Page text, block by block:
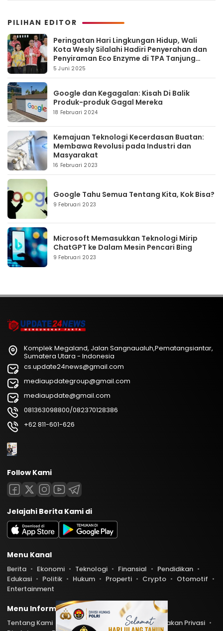
PILIHAN EDITOR
Peringatan Hari Lingkungan Hidup, Wali
Kota Wesly Silalahi Hadiri Penyerahan dan
Penyiraman Eco Enzyme di TPA Tanjung
Pinggir
5 Juni 2025
Google dan Kegagalan: Kisah Di Balik
Produk-produk Gagal Mereka
18 Februari 2024
Kemajuan Teknologi Kecerdasan Buatan:
Membawa Revolusi pada Industri dan
Masyarakat
16 Februari 2023
Google Tahu Semua Tentang Kita, Kok Bisa?
9 Februari 2023
Microsoft Memasukkan Teknologi Mirip
ChatGPT ke Dalam Mesin Pencari Bing
9 Februari 2023
Komplek Megaland, Jalan Sangnaualuh,Pematangsiantar,
Sumatera Utara - Indonesia
cs.update24news@gmail.com
mediaupdategroup@gmail.com
mediaupdate@gmail.com
081363098800/082370128386
+62 811-601-626
Follow Kami
Jelajahi Berita Kami di
Menu Kanal
Berita Ekonomi Teknologi Finansial
Pendidikan
Edukasi
Politik Hukum Properti Crypto
Otomotif
Entertainment
Menu Informasi
Tentang Kami Redaksi Kontak Kami
Kebijakan Privasi